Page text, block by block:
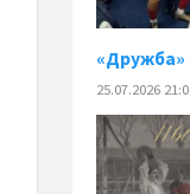
«Дружба»
25.07.2026